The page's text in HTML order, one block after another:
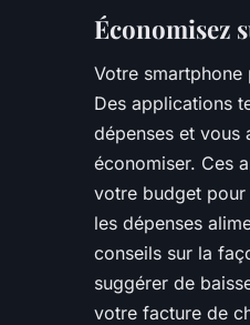
Économisez
Votre smartphone
Des applications
dépenses et vous
économiser. Ces
votre budget pour
les dépenses
conseils sur la
suggérer de
votre facture de